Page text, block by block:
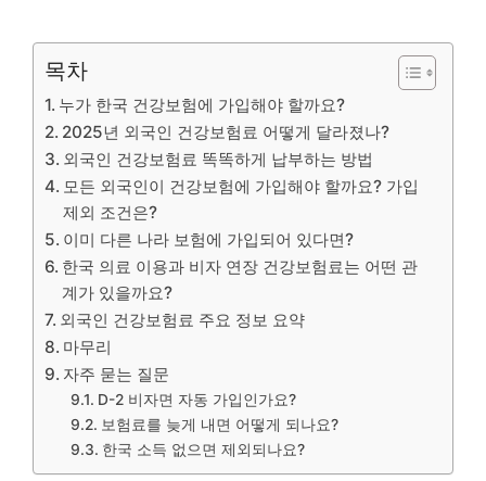
목차
누가 한국 건강보험에 가입해야 할까요?
2025년 외국인 건강보험료 어떻게 달라졌나?
외국인 건강보험료 똑똑하게 납부하는 방법
모든 외국인이 건강보험에 가입해야 할까요? 가입
제외 조건은?
이미 다른 나라 보험에 가입되어 있다면?
한국 의료 이용과 비자 연장 건강보험료는 어떤 관
계가 있을까요?
외국인 건강보험료 주요 정보 요약
마무리
자주 묻는 질문
D-2 비자면 자동 가입인가요?
보험료를 늦게 내면 어떻게 되나요?
한국 소득 없으면 제외되나요?